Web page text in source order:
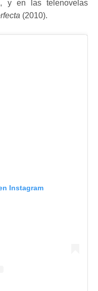
, y en las telenovelas
(2010).
Instagram